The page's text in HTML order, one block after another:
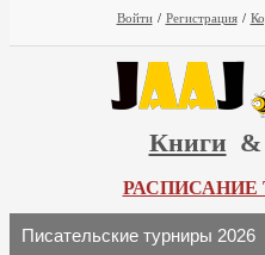
Войти / Регистрация /
Книги &
РАСПИСАНИЕ
Писательские турниры 2026